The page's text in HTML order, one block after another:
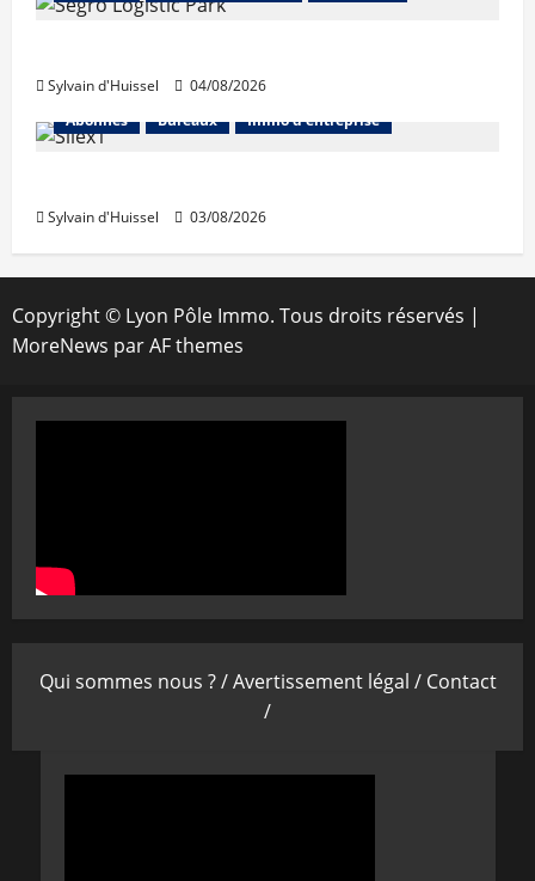
Sylvain d'Huissel
04/08/2026
Abonnés
Bureaux Immo d'entreprise
Sylvain d'Huissel 03/08/2026
Copyright © Lyon Pôle Immo. Tous droits réservés |
MoreNews par AF themes
Qui sommes nous ? /Avertissement légal / Contact
/